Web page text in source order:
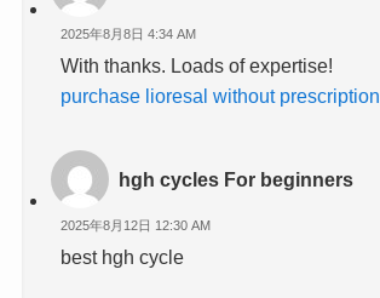
2025年8月8日 4:34 AM
With thanks. Loads of expertise!
purchase lioresal without prescription
hgh cycles For beginners
2025年8月12日 12:30 AM
best hgh cycle